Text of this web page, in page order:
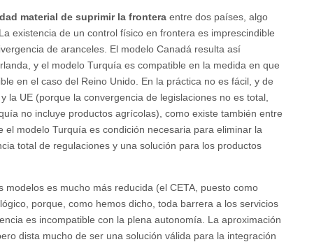
material de suprimir la frontera entre dos países, algo
existencia de un control físico en frontera es imprescindible
de aranceles. El modelo Canadá resulta así
y el modelo Turquía es compatible en la medida en que
en el caso del Reino Unido. En la práctica no es fácil, y de
UE (porque la convergencia de legislaciones no es total,
no incluye productos agrícolas), como existe también entre
modelo Turquía es condición necesaria para eliminar la
total de regulaciones y una solución para los productos
modelos es mucho más reducida (el CETA, puesto como
porque, como hemos dicho, toda barrera a los servicios
es incompatible con la plena autonomía. La aproximación
dista mucho de ser una solución válida para la integración